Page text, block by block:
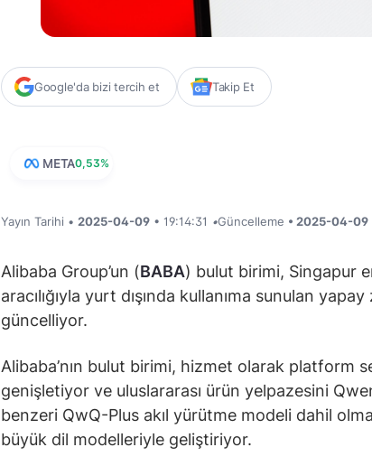
Google'da bizi tercih et Takip Et
META0,53%
Yayın Tarihi • 2025-04-09 • 19:14:31 •Güncelleme • 2025-04-09
Alibaba Group’un (BABA) bulut birimi, Singapur
aracılığıyla yurt dışında kullanıma sunulan
güncelliyor.
Alibaba’nın bulut birimi, hizmet olarak platform
genişletiyor ve uluslararası ürün yelpazesini
benzeri QwQ-Plus akıl yürütme modeli dahil
büyük dil modelleriyle geliştiriyor.